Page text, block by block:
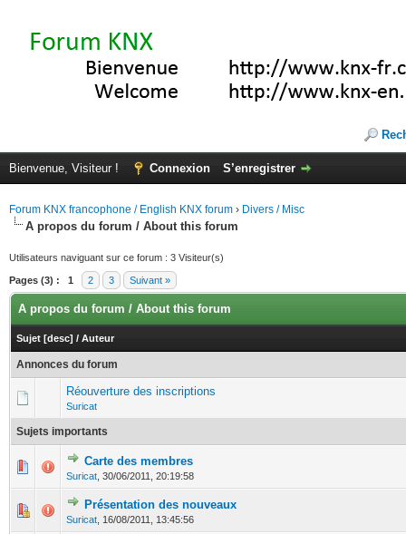
Bienvenue, Visiteur ! Connexion S’enregistrer
Forum KNX francophone / English KNX forum › Divers / Misc
A propos du forum / About this forum
Utilisateurs naviguant sur ce forum : 3 Visiteur(s)
Pages (3) : 1 2 3 Suivant »
A propos du forum / About this forum
Sujet [desc] / Auteur
Annonces du forum
Réouverture des inscriptions
Suricat
Sujets importants
Carte des membres
Suricat 30/06/2011, 20:19:58
0 Votes - 0 sur 5 en moyenne
1
Présentation des nouveaux
Suricat 16/08/2011, 13:45:56
0 Votes - 0 sur 5 en moyenne
12345